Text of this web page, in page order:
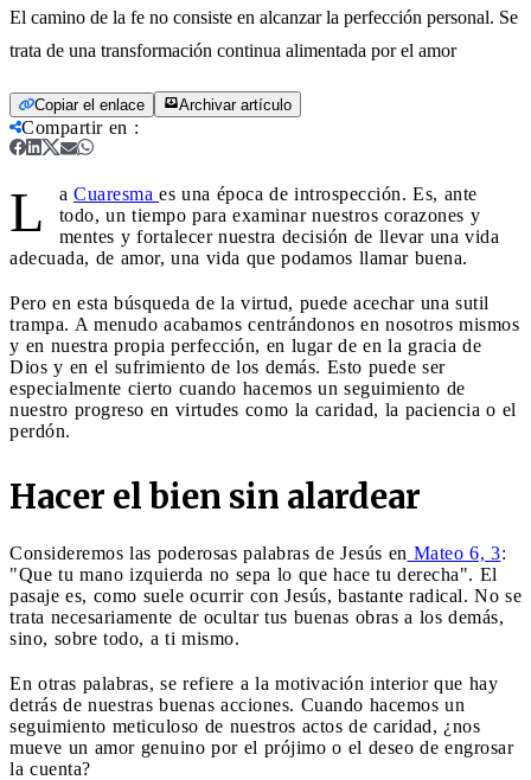
El camino de la fe no consiste en alcanzar la perfección personal. Se
trata de una transformación continua alimentada por el amor
Copiar el enlace Archivar artículo
Compartir en :
L a Cuaresma es una época de introspección. Es, ante
todo, un tiempo para examinar nuestros corazones y
mentes y fortalecer nuestra decisión de llevar una vida
adecuada, de amor, una vida que podamos llamar buena.
Pero en esta búsqueda de la virtud, puede acechar una sutil
trampa. A menudo acabamos centrándonos en nosotros mismos
y en nuestra propia perfección, en lugar de en la gracia de
Dios y en el sufrimiento de los demás. Esto puede ser
especialmente cierto cuando hacemos un seguimiento de
nuestro progreso en virtudes como la caridad, la paciencia o el
perdón.
Hacer el bien sin alardear
Consideremos las poderosas palabras de Jesús en Mateo 6, 3:
"Que tu mano izquierda no sepa lo que hace tu derecha". El
pasaje es, como suele ocurrir con Jesús, bastante radical. No se
trata necesariamente de ocultar tus buenas obras a los demás,
sino, sobre todo, a ti mismo.
En otras palabras, se refiere a la motivación interior que hay
detrás de nuestras buenas acciones. Cuando hacemos un
seguimiento meticuloso de nuestros actos de caridad, ¿nos
mueve un amor genuino por el prójimo o el deseo de engrosar
la cuenta?